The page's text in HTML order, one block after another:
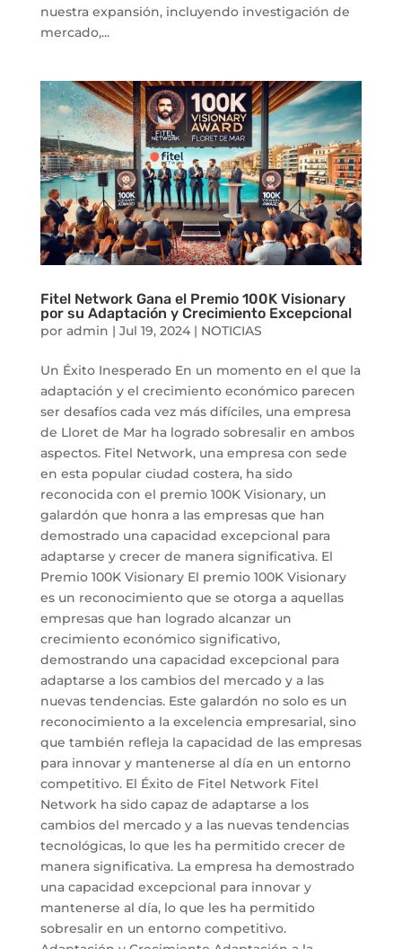
nuestra expansión, incluyendo investigación de
mercado,...
Fitel Network Gana el Premio 100K Visionary
por su Adaptación y Crecimiento Excepcional
por admin | Jul 19, 2024| NOTICIAS
Un Éxito Inesperado En un momento en el que la
adaptación y el crecimiento económico parecen
ser desafíos cada vez más difíciles, una empresa
de Lloret de Mar ha logrado sobresalir en ambos
aspectos. Fitel Network, una empresa con sede
en esta popular ciudad costera, ha sido
reconocida con el premio 100K Visionary, un
galardón que honra a las empresas que han
demostrado una capacidad excepcional para
adaptarse y crecer de manera significativa. El
Premio 100K Visionary El premio 100K Visionary
es un reconocimiento que se otorga a aquellas
empresas que han logrado alcanzar un
crecimiento económico significativo,
demostrando una capacidad excepcional para
adaptarse a los cambios del mercado y a las
nuevas tendencias. Este galardón no solo es un
reconocimiento a la excelencia empresarial, sino
que también refleja la capacidad de las empresas
para innovar y mantenerse al día en un entorno
competitivo. El Éxito de Fitel Network Fitel
Network ha sido capaz de adaptarse a los
cambios del mercado y a las nuevas tendencias
tecnológicas, lo que les ha permitido crecer de
manera significativa. La empresa ha demostrado
una capacidad excepcional para innovar y
mantenerse al día, lo que les ha permitido
sobresalir en un entorno competitivo.